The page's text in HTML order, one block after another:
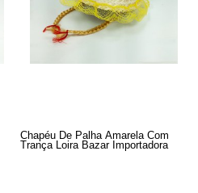
Chapéu De Palha Amarela Com
Trança Loira Bazar Importadora